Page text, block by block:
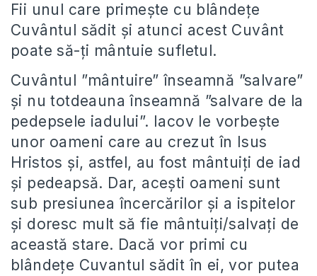
Fii unul care primește cu blândețe
Cuvântul sădit și atunci acest Cuvânt
poate să-ți mântuie sufletul.
Cuvântul ”mântuire” înseamnă ”salvare”
și nu totdeauna înseamnă ”salvare de la
pedepsele iadului”. Iacov le vorbește
unor oameni care au crezut în Isus
Hristos și, astfel, au fost mântuiți de iad
și pedeapsă. Dar, acești oameni sunt
sub presiunea încercărilor și a ispitelor
și doresc mult să fie mântuiți/salvați de
această stare. Dacă vor primi cu
blândețe Cuvantul sădit în ei, vor putea